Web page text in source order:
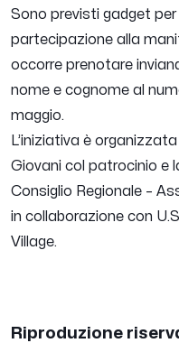
Sono previsti gadget
partecipazione alla
occorre prenotare
nome e cognome al
maggio.
L’iniziativa è
Giovani col patrocinio e
Consiglio Regionale –
in collaborazione con
Village.
Riproduzione